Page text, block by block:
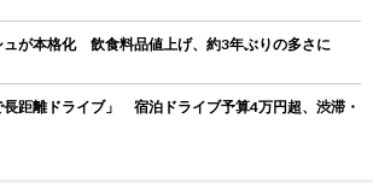
ュが本格化 飲食料品値上げ、約3年ぶりの多さに
距離ドライブ」 宿泊ドライブ予算4万円超、渋滞・